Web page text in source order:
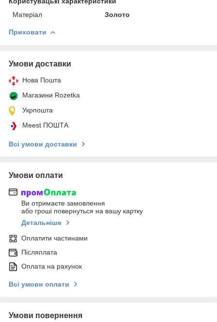
Матеріал
Золото
Приховати
Умови доставки
Нова Пошта
Магазини Rozetka
Укрпошта
Meest ПОШТА
Всі умови доставки
Умови оплати
Ви отримаєте замовлення
або гроші повернуться на вашу картку
Детальніше
Оплатити частинами
Післяплата
Оплата на рахунок
Всі умови оплати
Умови повернення